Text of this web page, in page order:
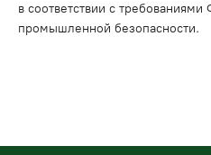
в соответствии с
промышленной безопасности.